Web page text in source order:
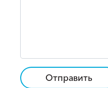
Отправить